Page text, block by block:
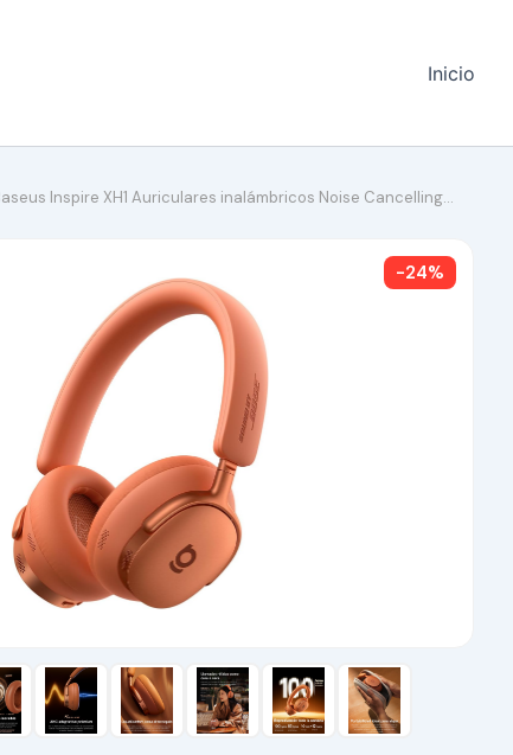
Inicio
Inspire XH1 Auriculares inalámbricos Noise Cancelling…
-24%